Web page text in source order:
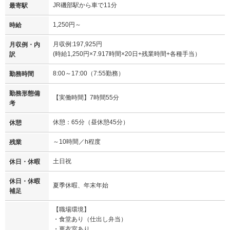
最寄駅 JR磯部駅から車で11分
時給 1,250円～
月収例・内
訳
月収例:197,925円
(時給1,250円×7.917時間×20日+残業時間+各種手当）
勤務時間 8:00～17:00（7:55勤務）
勤務形態備
考
【実働時間】7時間55分
休憩 休憩：65分（昼休憩45分）
残業 ～10時間／h程度
休日・休暇 土日祝
休日・休暇
補足
夏季休暇、年末年始
【職場環境】
・食堂あり（仕出し弁当）